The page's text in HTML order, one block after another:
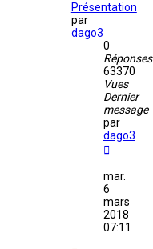
Présentation
par
dago3
0
Réponses
63370
Vues
Dernier
message
par
dago3
mar.
6
mars
2018
07:11